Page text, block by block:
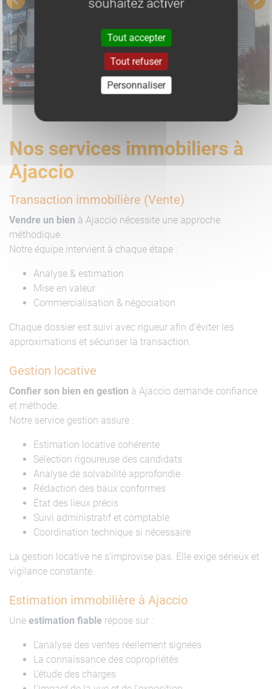
Nos services immobiliers à
Ajaccio
Transaction immobilière (Vente)
Vendre un bien à Ajaccio nécessite une approche
méthodique.
Notre équipe intervient à chaque étape :
Analyse & estimation
Mise en valeur
Commercialisation & négociation
Chaque dossier est suivi avec rigueur afin d’éviter les
approximations et sécuriser la transaction.
Gestion locative
Confier son bien en gestion à Ajaccio demande confiance
et méthode.
Notre service gestion assure :
Estimation locative cohérente
Sélection rigoureuse des candidats
Analyse de solvabilité approfondie
Rédaction des baux conformes
État des lieux précis
Suivi administratif et comptable
Coordination technique si nécessaire
La gestion locative ne s’improvise pas. Elle exige sérieux et
vigilance constante.
Estimation immobilière à Ajaccio
Une estimation fiable repose sur :
L’analyse des ventes réellement signées
La connaissance des copropriétés
L’étude des charges
souhaitez activer
Tout accepter
Tout refuser
Personnaliser